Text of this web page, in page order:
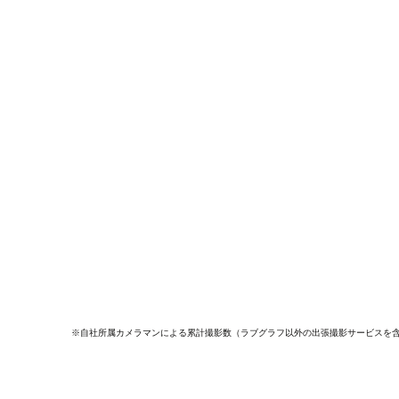
※自社所属カメラマンによる累計撮影数（ラブグラフ以外の出張撮影サービスを